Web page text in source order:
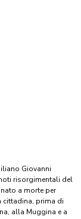
Giovanni
risorgimentali del
a morte per
cittadina, prima di
alla Muggina e a